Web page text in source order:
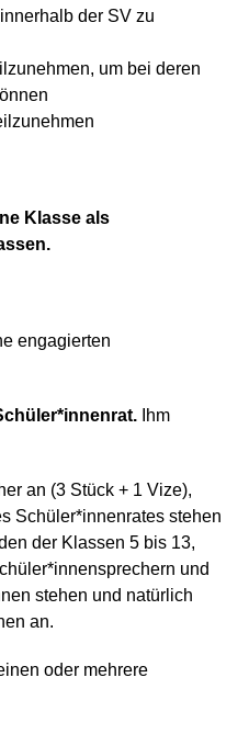
der SV zu
um bei deren
Klasse als
engagierten
Ihm
an (3 Stück + 1 Vize),
Schüler*innenrates stehen
der Klassen 5 bis 13,
und
stehen und natürlich
an.
oder mehrere